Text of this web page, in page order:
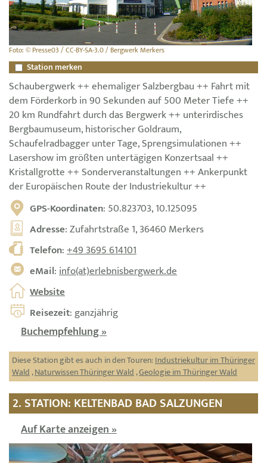
Foto: © Presse03 / CC-BY-SA-3.0 / Bergwerk Merkers
Station merken
Schaubergwerk ++ ehemaliger Salzbergbau ++ Fahrt mit
dem Förderkorb in 90 Sekunden auf 500 Meter Tiefe ++
20 km Rundfahrt durch das Bergwerk ++ unterirdisches
Bergbaumuseum, historischer Goldraum,
Schaufelradbagger unter Tage, Sprengsimulationen ++
Lasershow im größten untertägigen Konzertsaal ++
Kristallgrotte ++ Sonderveranstaltungen ++ Ankerpunkt
der Europäischen Route der Industriekultur ++
GPS-Koordinaten: 50.823703, 10.125095
Adresse: Zufahrtstraße 1, 36460 Merkers
Telefon:+49 3695 614101
eMail:info(at)erlebnisbergwerk.de
Website
Reisezeit: ganzjährig
Buchempfehlung »
Diese Station gibt es auch in den Touren:Industriekultur im Thüringer
Wald,Naturwissen Thüringer Wald,Geologie im Thüringer Wald
2. STATION: KELTENBAD BAD SALZUNGEN
Auf Karte anzeigen »